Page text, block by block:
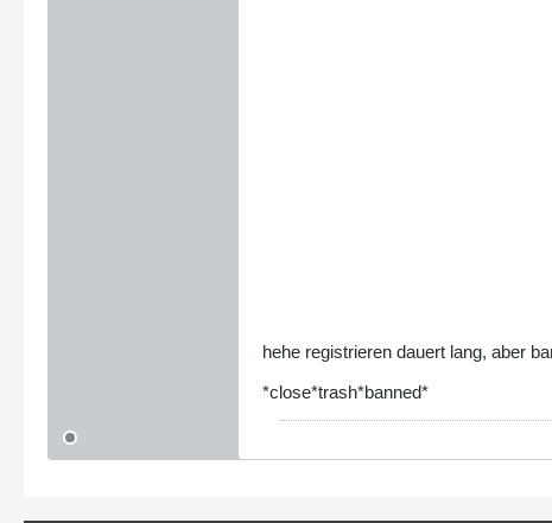
hehe registrieren dauert lang, aber
*close*trash*banned*